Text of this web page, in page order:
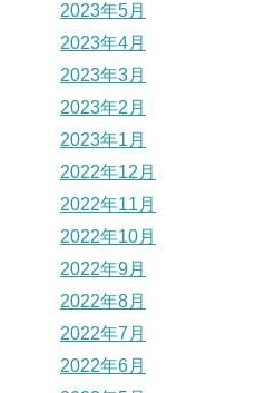
2023年5月
2023年4月
2023年3月
2023年2月
2023年1月
2022年12月
2022年11月
2022年10月
2022年9月
2022年8月
2022年7月
2022年6月